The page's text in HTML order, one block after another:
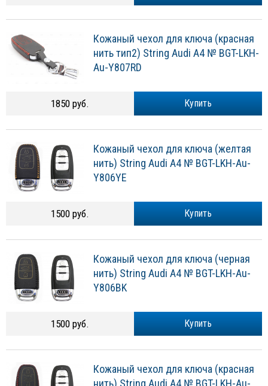
Кожаный чехол для ключа (красная
нить тип2) String Audi A4 № BGT-LKH-
Au-Y807RD
Купить
1850 руб.
Кожаный чехол для ключа (желтая
нить) String Audi A4 № BGT-LKH-Au-
Y806YE
Купить
1500 руб.
Кожаный чехол для ключа (черная
нить) String Audi A4 № BGT-LKH-Au-
Y806BK
Купить
1500 руб.
Кожаный чехол для ключа (красная
нить) String Audi A4 № BGT-LKH-Au-